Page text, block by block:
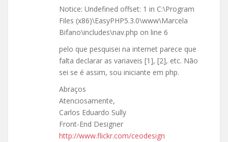
Notice: Undefined offset: 1 in C:\Program
Files (x86)\EasyPHP5.3.0\www\Marcela
Bifano\includes\nav.php on line 6
pelo que pesquisei na internet parece que
falta declarar as variaveis [1], [2], etc. Não
sei se é assim, sou iniciante em php.
Abraços
Atenciosamente,
Carlos Eduardo Sully
Front-End Designer
http://www.flickr.com/ceodesign